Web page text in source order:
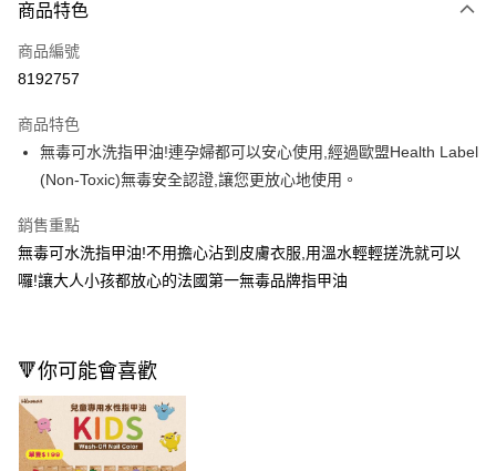
POYA支付
信用卡一次付款
Apple Pay
街口支付
悠遊付
Google Pay
【關於「AFTEE先享後付」】
AFTEE先享後付是「在收到商品之後才付款」的支付方式。 讓您購物簡單
便利好安心！
１．簡單：不需註冊會員、不需綁卡、不需儲值。
２．便利：只要手機號碼，簡訊認證，即可結帳。
３．安心：先確認商品／服務後，再付款。
運送方式
宅配(廠商直送🚚)
每筆NT$100，滿NT$590(含以上)免運費
商品特色
商品編號
8192757
商品特色
無毒可水洗指甲油!連孕婦都可以安心使用,經過歐盟Health Label
(Non-Toxic)無毒安全認證,讓您更放心地使用。
銷售重點
無毒可水洗指甲油!不用擔心沾到皮膚衣服,用溫水輕輕搓洗就可以
囉!讓大人小孩都放心的法國第一無毒品牌指甲油
🔻你可能會喜歡